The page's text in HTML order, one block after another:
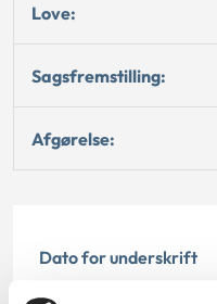
Love:
Sagsfremstilling:
Afgørelse:
Dato for underskrift